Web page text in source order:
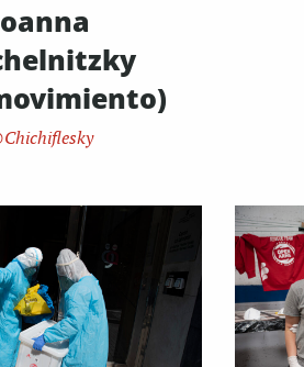
Chichiflesky